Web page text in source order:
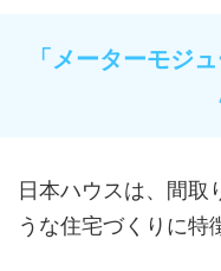
「メーターモジ
日本ハウスは、間取
うな住宅づくりに特